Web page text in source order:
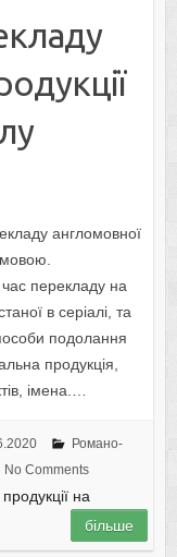
англомовної
мовою.
перекладу на
в серіалі, та
подолання
продукція,
імена.…
Романо-
No Comments
на
більше